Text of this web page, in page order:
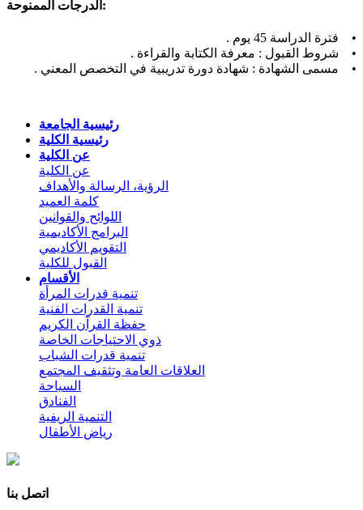
الدرجات الممنوحة:
• فترة الدراسة 45 يوم .
• شروط القبول : معرفة الكتابة والقراءة .
• مسمى الشهادة : شهادة دورة تدريبية في التخصص المعني .
رئيسية الجامعة
رئيسية الكلية
عن الكلية
عن الكلية
الرؤية، الرسالة والأهداف
كلمة العميد
اللوائح والقوانين
البرامج الأكاديمية
التقويم الأكاديمي
القبول للكلية
الأقسام
تنمية قدرات المرأة
تنمية القدرات الفنية
حفظة القرآن الكريم
ذوي الاحتياجات الخاصة
تنمية قدرات الشباب
العلاقات العامة وتثقيف المجتمع
السياحة
الفنادق
التنمية الريفية
رياض الأطفال
اتصل بنا